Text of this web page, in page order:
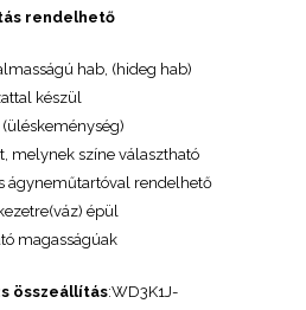
rendelhető
hab, (hideg hab)
készül
melynek színe választható
ágyneműtartóval rendelhető
épül
magasságúak
összeállítás:WD3K1J-